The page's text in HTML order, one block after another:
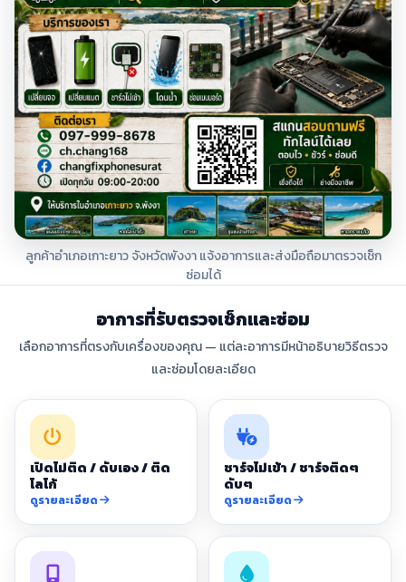
ลูกค้าอำเภอเกาะยาว จังหวัดพังงา แจ้งอาการและส่งมือถือมาตรวจเช็ก
ซ่อมได้
อาการที่รับตรวจเช็กและซ่อม
เลือกอาการที่ตรงกับเครื่องของคุณ — แต่ละอาการมีหน้าอธิบายวิธีตรวจ
และซ่อมโดยละเอียด
เปิดไม่ติด / ดับเอง / ติด
โลโก้
ดูรายละเอียด
ชาร์จไม่เข้า / ชาร์จติดๆ
ดับๆ
ดูรายละเอียด